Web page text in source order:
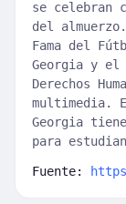
se celebran
del
Fama del
Georgia y el
Derechos
multimedia.
Georgia
para
Fuente: